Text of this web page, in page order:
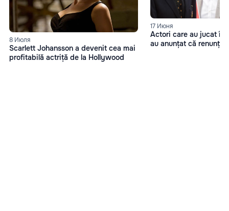
8 Июля
Scarlett Johansson a devenit cea mai
profitabilă actriță de la Hollywood
17 Июня
Actori care au jucat în
au anunțat că renunță